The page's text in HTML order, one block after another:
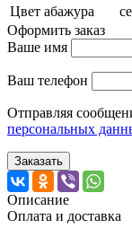
Цвет абажура
Оформить заказ
Ваше имя
Ваш телефон
Отправляя
персональных
Заказать
Описание
Оплата и доставка